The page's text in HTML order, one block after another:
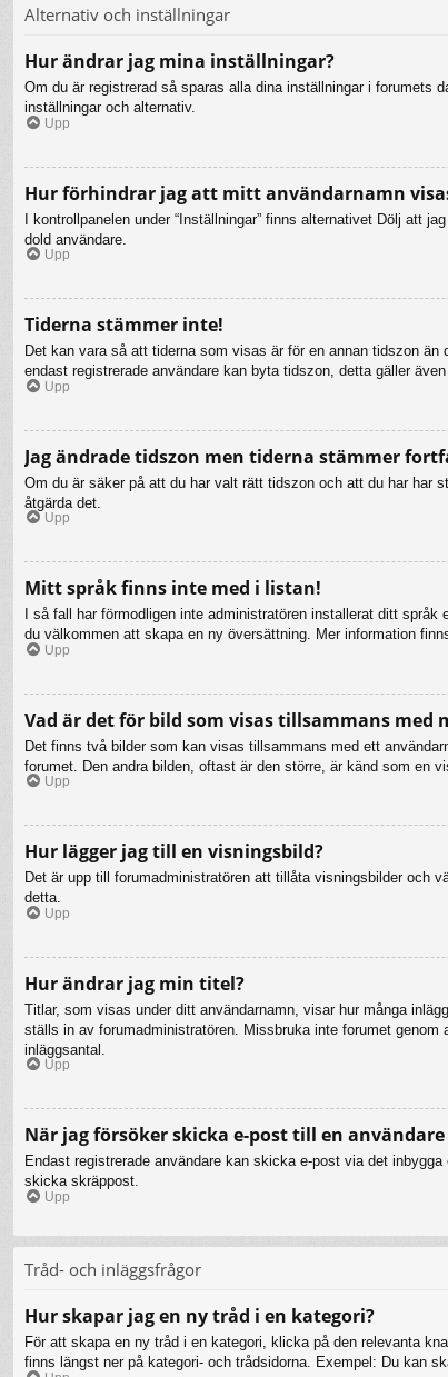
Alternativ och inställningar
Hur ändrar jag mina inställningar?
Om du är registrerad så sparas alla dina inställningar i forumets
inställningar och alternativ.
Upp
Hur förhindrar jag att mitt användarnamn
I kontrollpanelen under “Inställningar” finns alternativet Dölj att
dold användare.
Upp
Tiderna stämmer inte!
Det kan vara så att tiderna som visas är för en annan tidszon
endast registrerade användare kan byta tidszon, detta gäller
Upp
Jag ändrade tidszon men tiderna stämmer
Om du är säker på att du har valt rätt tidszon och att du har har
åtgärda det.
Upp
Mitt språk finns inte med i listan!
I så fall har förmodligen inte administratören installerat ditt
du välkommen att skapa en ny översättning. Mer information
Upp
Vad är det för bild som visas tillsammans med
Det finns två bilder som kan visas tillsammans med ett
forumet. Den andra bilden, oftast är den större, är känd som en
Upp
Hur lägger jag till en visningsbild?
Det är upp till forumadministratören att tillåta visningsbilder och
detta.
Upp
Hur ändrar jag min titel?
Titlar, som visas under ditt användarnamn, visar hur många
ställs in av forumadministratören. Missbruka inte forumet
inläggsantal.
Upp
När jag försöker skicka e-post till en
Endast registrerade användare kan skicka e-post via det
skicka skräppost.
Upp
Tråd- och inläggsfrågor
Hur skapar jag en ny tråd i en kategori?
För att skapa en ny tråd i en kategori, klicka på den relevanta
finns längst ner på kategori- och trådsidorna. Exempel: Du kan